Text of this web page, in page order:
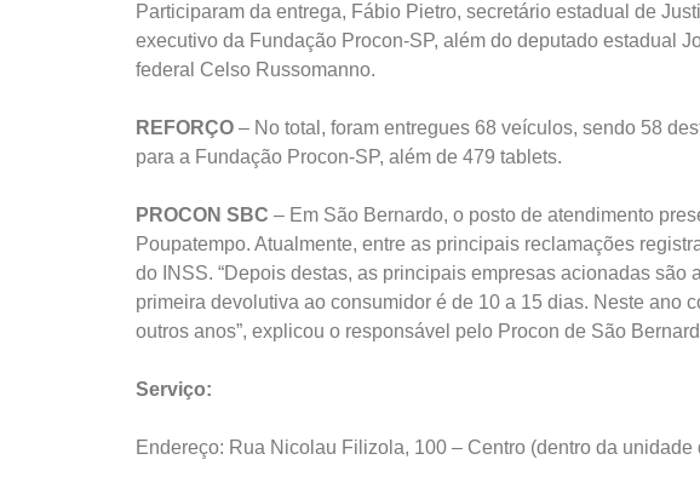
Participaram da entrega, Fábio Pietro, secretário estadual de
executivo da Fundação Procon-SP, além do deputado estadual
federal Celso Russomanno.
REFORÇO – No total, foram entregues 68 veículos, sendo 58
para a Fundação Procon-SP, além de 479 tablets.
PROCON SBC – Em São Bernardo, o posto de atendimento
Poupatempo. Atualmente, entre as principais reclamações
do INSS. “Depois destas, as principais empresas acionadas são
primeira devolutiva ao consumidor é de 10 a 15 dias. Neste ano
outros anos”, explicou o responsável pelo Procon de São
Serviço:
Endereço: Rua Nicolau Filizola, 100 – Centro (dentro da unidade